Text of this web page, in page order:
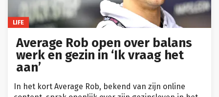
LIFE
Average Rob open over balans
werk en gezin in ‘Ik vraag het
aan’
In het kort Average Rob, bekend van zijn online